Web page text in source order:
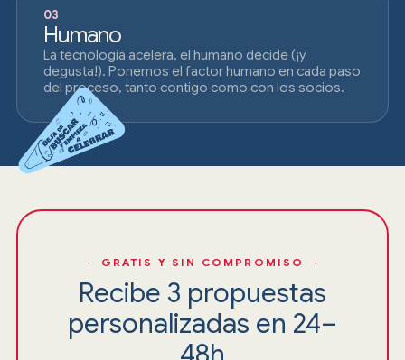
03
Humano
La tecnología acelera, el humano decide (¡y
degusta!). Ponemos el factor humano en cada paso
del proceso, tanto contigo como con los socios.
· GRATIS Y SIN COMPROMISO ·
Recibe 3 propuestas
personalizadas en 24–